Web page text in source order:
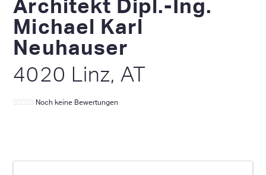
Architekt Dipl.-Ing.
Michael Karl
Neuhauser
4020 Linz, AT
Noch keine Bewertungen